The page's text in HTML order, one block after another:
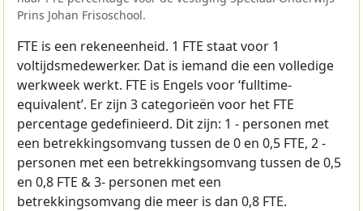
Prins Johan Frisoschool.
FTE is een rekeneenheid. 1 FTE staat voor 1
voltijdsmedewerker. Dat is iemand die een volledige
werkweek werkt. FTE is Engels voor ‘fulltime-
equivalent’. Er zijn 3 categorieën voor het FTE
percentage gedefinieerd. Dit zijn: 1 - personen met
een betrekkingsomvang tussen de 0 en 0,5 FTE, 2 -
personen met een betrekkingsomvang tussen de 0,5
en 0,8 FTE & 3- personen met een
betrekkingsomvang die meer is dan 0,8 FTE.